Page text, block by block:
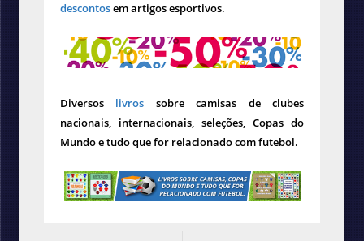
descontosem artigos esportivos.
Diversos livros sobre camisas de clubes
nacionais, internacionais, seleções, Copas do
Mundo e tudo que for relacionado com futebol.